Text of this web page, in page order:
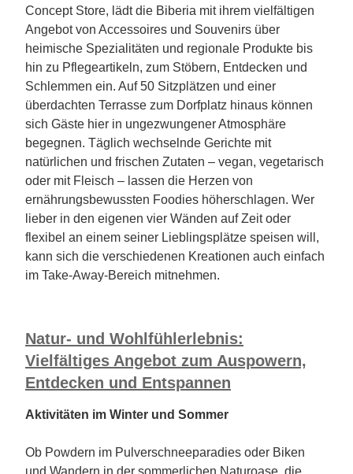
Concept Store, lädt die Biberia mit ihrem vielfältigen
Angebot von Accessoires und Souvenirs über
heimische Spezialitäten und regionale Produkte bis
hin zu Pflegeartikeln, zum Stöbern, Entdecken und
Schlemmen ein. Auf 50 Sitzplätzen und einer
überdachten Terrasse zum Dorfplatz hinaus können
sich Gäste hier in ungezwungener Atmosphäre
begegnen. Täglich wechselnde Gerichte mit
natürlichen und frischen Zutaten – vegan, vegetarisch
oder mit Fleisch – lassen die Herzen von
ernährungsbewussten Foodies höherschlagen. Wer
lieber in den eigenen vier Wänden auf Zeit oder
flexibel an einem seiner Lieblingsplätze speisen will,
kann sich die verschiedenen Kreationen auch einfach
im Take-Away-Bereich mitnehmen.
Natur- und Wohlfühlerlebnis:
Vielfältiges Angebot zum Auspowern,
Entdecken und Entspannen
Aktivitäten im Winter und Sommer
Ob Powdern im Pulverschneeparadies oder Biken